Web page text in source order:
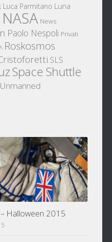
Luca Parmitano Luna
NASA News
Paolo Nespoli Privati
Roskosmos
SLS
Space Shuttle
Unmanned
Halloween 2015